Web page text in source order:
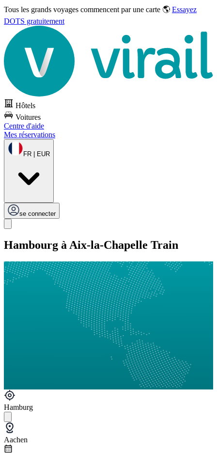
Tous les grands voyages commencent par une carte 🌎 Essayez
DOTS gratuitement
Hôtels
Voitures
Centre d'aide
Mes réservations
FR | EUR
se connecter
Hambourg à Aix-la-Chapelle Train
Hamburg
Aachen